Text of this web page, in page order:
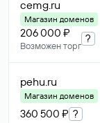
cemg.ru
Магазин доменов
206 000 ₽
Возможен торг
?
pehu.ru
Магазин доменов
360 500 ₽ ?